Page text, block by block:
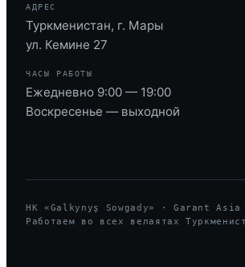
АДРЕС
Туркменистан, г. Мары
ул. Кемине 27
ЧАСЫ РАБОТЫ
Ежедневно 9:00 — 19:00
Воскресенье — выходной
HK «Galkynyş Sowgady» · Garant
Работаем во всех велаятах